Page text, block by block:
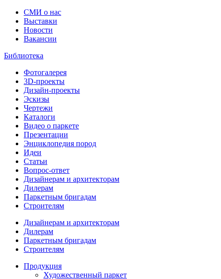
СМИ о нас
Выставки
Новости
Вакансии
Библиотека
Фотогалерея
3D-проекты
Дизайн-проекты
Эскизы
Чертежи
Каталоги
Видео о паркете
Презентации
Энциклопедия пород
Идеи
Статьи
Вопрос-ответ
Дизайнерам и архитекторам
Дилерам
Паркетным бригадам
Строителям
Дизайнерам и архитекторам
Дилерам
Паркетным бригадам
Строителям
Продукция
Художественный паркет